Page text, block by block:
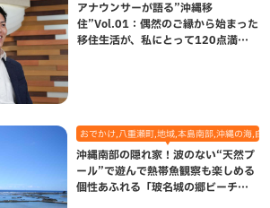
アナウンサーが語る”沖縄移
住”Vol.01：偶然のご縁から始まった
移住生活が、私にとって120点満点
おでかけ,八重瀬町,地域,本島南部,沖縄の海,自
沖縄南部の隠れ家！波のない“天然プ
ール”で遊んで熱帯魚観察も楽しめる
個性あふれる「玻名城の郷ビーチ」